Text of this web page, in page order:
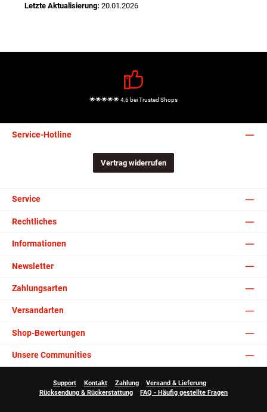
Letzte Aktualisierung: 20.01.2026
🌟🌟🌟🌟🌟 4,6 bei Trusted Shops
Service-Hotline
Vertrag widerrufen
Service
Rechtliches
Informationen
Newsletter
Zahlungsarten
Versandarten
Shop-Bewertungen
Unsere Communities
Support Kontakt Zahlung
Versand & Lieferung
Rücksendung & Rückerstattung
FAQ - Häufig gestellte Fragen